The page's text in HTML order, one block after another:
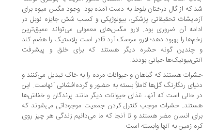
که از گال درختان بلوط به دست آمده بود. وجود مگس میوه برای
تحقیقاتی پزشکی، بیولوژیکی و کسب شش جایزه نوبل در
آن ضروری بود. لارو مگس‌های معمولی می‌تواند عمیق‌ترین
را بهبود دهد؛ لارو سوسک آرد قادر است پلاستیک را هضم کند
گونه حشره دیگر هستند که برای خلق و پیشرفت
حیاتی بودند.
هستند که گیاهان و حیوانات مرده را به خاک تبدیل می‌کنند و
رنگارنگ گل‌ها کاملاً بسته به حضور و گرده‌افشانی آنهاست. این
حالی است که آنها، غذای حیوانات دیگر مانند پرندگان و خفاش‌ها
حشرات موجب کنترل کردن جمعیت موجوداتی می‌شوند که
انسان مضر هستند و تا آنجا که ما می‌دانیم زندگی هر چیز روی
زمین به آنها وابسته است.